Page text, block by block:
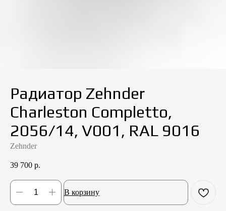
Радиатор Zehnder
Charleston Completto,
2056/14, V001, RAL 9016
Zehnder
39 700 р.
В корзину